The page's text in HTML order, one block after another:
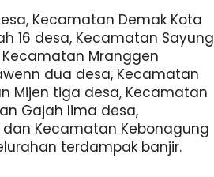
Kecamatan Demak Kota
16 desa, Kecamatan Sayung
Kecamatan Mranggen
dua desa, Kecamatan
Mijen tiga desa, Kecamatan
Gajah lima desa,
Kecamatan Kebonagung
terdampak banjir.